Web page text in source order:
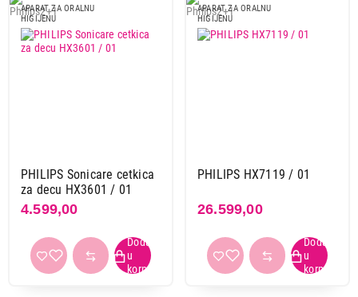
APARAT ZA ORALNU
HIGIJENU
PHILIPS Sonicare cetkica
za decu HX3601 / 01
4.599,00
APARAT ZA ORALNU
HIGIJENU
PHILIPS HX7119 / 01
26.599,00